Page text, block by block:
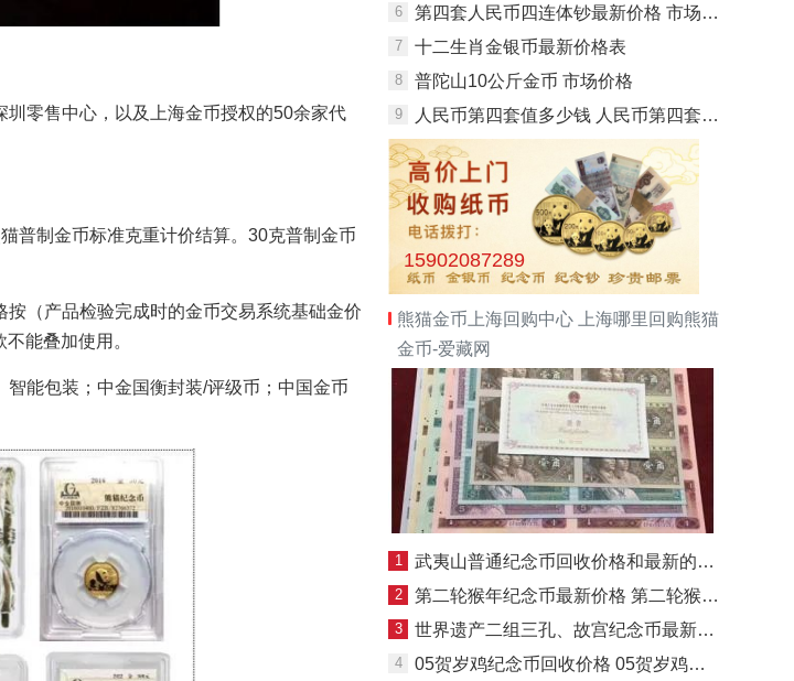
零售中心，以及上海金币授权的50余家代
普制金币标准克重计价结算。30克普制金币
（产品检验完成时的金币交易系统基础金价
能叠加使用。
能包装；中金国衡封装/评级币；中国金币
6 第四套人民币四连体钞最新价格 市场报价
7 十二生肖金银币最新价格表
8 普陀山10公斤金币 市场价格
9 人民币第四套值多少钱 人民币第四套最新的价格是
15902087289
熊猫金币上海回购中心 上海哪里回购熊猫
金币-爱藏网
1 武夷山普通纪念币回收价格和最新的价格是
2 第二轮猴年纪念币最新价格 第二轮猴年纪念币回收价格
3 世界遗产二组三孔、故宫纪念币最新价格 回收价格
4 05贺岁鸡纪念币回收价格 05贺岁鸡纪念币最新价格